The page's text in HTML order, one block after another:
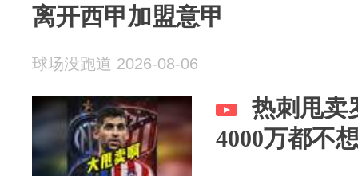
离开西甲加盟意甲
球场没跑道 2026-08-06
热刺甩卖
4000万都不